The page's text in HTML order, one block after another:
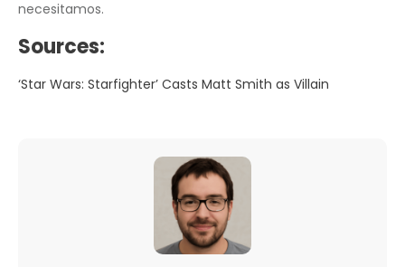
necesitamos.
Sources:
‘Star Wars: Starfighter’ Casts Matt Smith as Villain